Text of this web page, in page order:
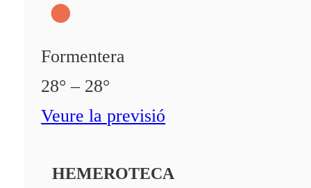
Formentera
28° – 28°
Veure la previsió
HEMEROTECA